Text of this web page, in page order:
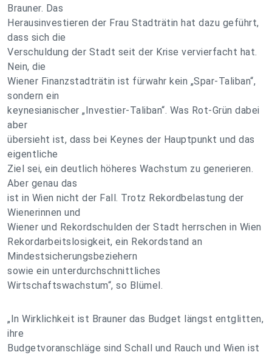
Brauner. Das
Herausinvestieren der Frau Stadträtin hat dazu geführt,
dass sich die
Verschuldung der Stadt seit der Krise vervierfacht hat.
Nein, die
Wiener Finanzstadträtin ist fürwahr kein „Spar-Taliban“,
sondern ein
keynesianischer „Investier-Taliban“. Was Rot-Grün dabei
aber
übersieht ist, dass bei Keynes der Hauptpunkt und das
eigentliche
Ziel sei, ein deutlich höheres Wachstum zu generieren.
Aber genau das
ist in Wien nicht der Fall. Trotz Rekordbelastung der
Wienerinnen und
Wiener und Rekordschulden der Stadt herrschen in Wien
Rekordarbeitslosigkeit, ein Rekordstand an
Mindestsicherungsbeziehern
sowie ein unterdurchschnittliches
Wirtschaftswachstum“, so Blümel.
„In Wirklichkeit ist Brauner das Budget längst entglitten,
ihre
Budgetvoranschläge sind Schall und Rauch und Wien ist